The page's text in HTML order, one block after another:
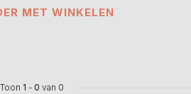
MET WINKELEN
Toon 1 - 0 van 0